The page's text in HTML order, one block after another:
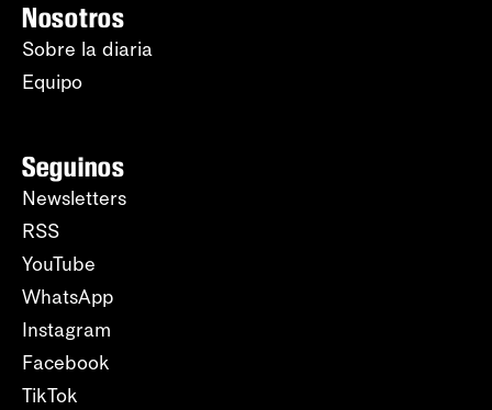
Nosotros
Sobre la diaria
Equipo
Seguinos
Newsletters
RSS
YouTube
WhatsApp
Instagram
Facebook
TikTok